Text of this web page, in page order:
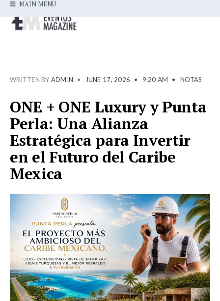
MAIN MENU
WRITTEN BY ADMIN • JUNE 17, 2026 • 9:20 AM • NOTAS
ONE + ONE Luxury y Punta
Perla: Una Alianza
Estratégica para Invertir
en el Futuro del Caribe
Mexica